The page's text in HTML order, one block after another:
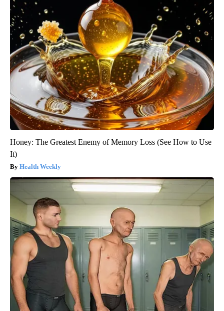
Honey: The Greatest Enemy of Memory Loss (See How to Use
It)
Health Weekly